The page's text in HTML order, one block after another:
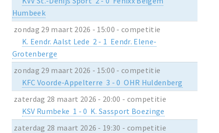
Humbeek
zondag 29 maart 2026 - 15:00 - competitie
K. Eendr. Aalst Lede 2 - 1 Eendr. Elene-
Grotenberge
zondag 29 maart 2026 - 15:00 - competitie
KFC Voorde-Appelterre 3 - 0 OHR Huldenberg
zaterdag 28 maart 2026 - 20:00 - competitie
KSV Rumbeke 1 - 0 K. Sassport Boezinge
zaterdag 28 maart 2026 - 19:30 - competitie